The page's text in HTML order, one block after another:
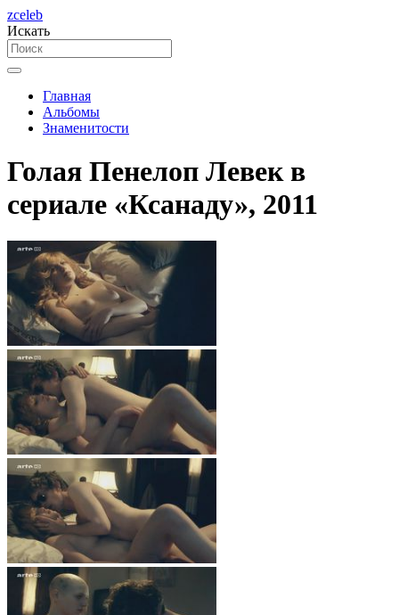
zceleb
Искать
Главная
Альбомы
Знаменитости
Голая Пенелоп Левек в
сериале «Ксанаду», 2011